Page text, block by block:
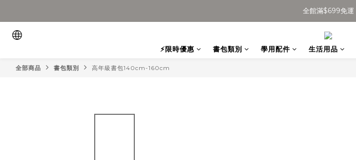
全館滿$699免運
全館滿$699免運
全館滿$699免運
⚡限時優惠
書包類別 學用配件 生活用品
全部商品 書包類別 高年級書包140cm-160cm